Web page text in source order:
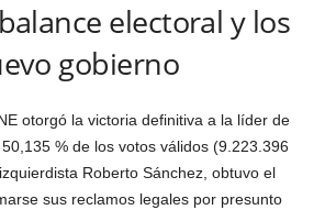
electoral y los
gobierno
otorgó la victoria definitiva a la líder de
% de los votos válidos (9.223.396
Roberto Sánchez, obtuvo el
sus reclamos legales por presunto